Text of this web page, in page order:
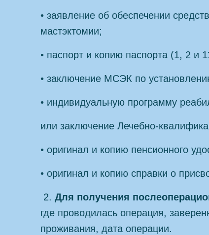
• заявление об обеспечении
мастэктомии;
• паспорт и копию паспорта (1, 2 и
• заключение МСЭК по
• индивидуальную программу
или заключение Лечебно-
• оригинал и копию пенсионного
• оригинал и копию справки о
2. Для получения
где проводилась операция,
проживания, дата операции.